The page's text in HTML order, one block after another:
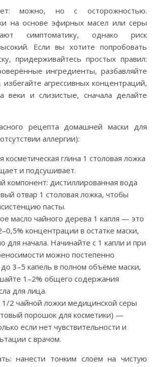
можно, но с осторожностью.
на основе эфирных масел или серы
симптоматику, однако риск
Если вы хотите попробовать
придерживайтесь простых правил:
ингредиенты, разбавляйте
агрессивных концентраций,
веки и слизистые, сначала делайте
рецепта домашней маски для
аллергии):
косметическая глина 1 столовая ложка
и подсушивает.
компонент: дистиллированная вода
отвар 1 столовая ложка, чтобы
пасты.
масло чайного дерева 1 капля — это
концентрации в остатке маски,
для начала. Начинайте с 1 капли и при
можно постепенно
3–5 капель в полном объёме маски,
1–2% общего содержания
для лица.
2 чайной ложки медицинской серы
порошок для косметики) —
если нет чувствительности и
с врачом.
нанести тонким слоем на чистую